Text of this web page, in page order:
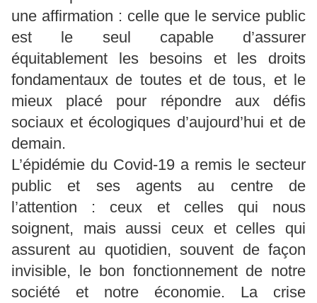
une affirmation : celle que le service public
est le seul capable d’assurer
équitablement les besoins et les droits
fondamentaux de toutes et de tous, et le
mieux placé pour répondre aux défis
sociaux et écologiques d’aujourd’hui et de
demain.
L’épidémie du Covid-19 a remis le secteur
public et ses agents au centre de
l’attention : ceux et celles qui nous
soignent, mais aussi ceux et celles qui
assurent au quotidien, souvent de façon
invisible, le bon fonctionnement de notre
société et notre économie. La crise